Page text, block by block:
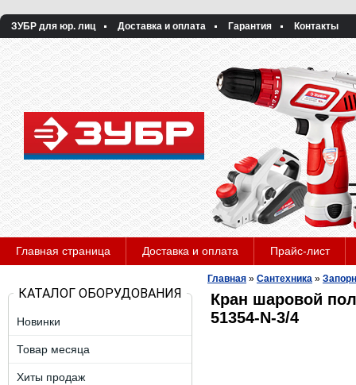
ЗУБР для юр. лиц Доставка и оплата Гарантия Контакты
Главная страница Доставка и оплата Прайс-лист
КАТАЛОГ ОБОРУДОВАНИЯ
Новинки
Товар месяца
Хиты продаж
Главная » Сантехника »
Кран шаровой
51354-N-3/4